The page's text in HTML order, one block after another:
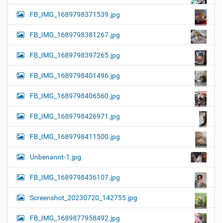
FB_IMG_1689798371539.jpg
FB_IMG_1689798381267.jpg
FB_IMG_1689798397265.jpg
FB_IMG_1689798401496.jpg
FB_IMG_1689798406560.jpg
FB_IMG_1689798426971.jpg
FB_IMG_1689798411500.jpg
Unbenannt-1.jpg
FB_IMG_1689798436107.jpg
Screenshot_20230720_142755.jpg
FB_IMG_1689877958492.jpg